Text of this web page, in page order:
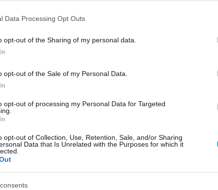
Data Processing Opt Outs
opt-out of the Sharing of my personal data.
opt-out of the Sale of my Personal Data.
opt-out of processing my Personal Data for Targeted
opt-out of Collection, Use, Retention, Sale, and/or Sharing
Data that Is Unrelated with the Purposes for which it
των μικρών επιχειρήσεων πριν αυτές
θέματα εφαρμογής της νομοθεσίας από
ανταγωνισμού και το ύψος των προστίμων.
το Ευρωπαϊκό Κοινοβούλιο;
μιας εταιρείας στο πεδίο
απαιτείται ελάχιστος κύκλος εργασιών
καθώς και κατώτατη χρηματιστηριακή
να παρέχουν κάποια «βασική υπηρεσία
και να έχουν τουλάχιστον 45 εκατομμύρια
10.000 επιχειρηματικούς χρήστες.